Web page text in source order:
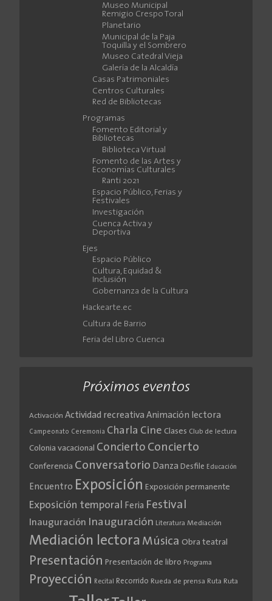
Museo Municipal
Remigio Crespo Toral
Planetario
Municipal de la Paja
Toquilla y el Sombrero
Museo Catedral Vieja
Galería de la Alcaldía
Casas Patrimoniales
Centros Culturales
Red de Bibliotecas
Programas
Fomento Editorial y
Bibliotecas
Biblioteca Virtual
Fomento de las Artes y
Economías Culturales
Ranti 2021
Espacio Público, Ferias y
Festivales
Investigación
Cuenca Activa y
Deportiva
Ejes
Espacio Público
Cultura, Equidad &
Inclusión
Gobernanza de la Cultura
Hackearte.ec
Cultura de Barrio
Feria del Libro Cuenca
Próximos eventos
Activación Actividad recreativa Animación lectora
Campeonato Ceremonia Charla Cine Clases Club de lectura
Colonia vacacional Concierto Concierto
Conferencia Conversatorio Danza Desfile Educación
Encuentro Exposición Exposición permanente
Exposición temporal Feria Festival
Inauguración Inauguración Literatura Mediación
Mediación lectora Música Obra teatral
Presentación Presentación de libro Programa
Proyección Recital Recorrido Rueda de prensa Ruta Ruta